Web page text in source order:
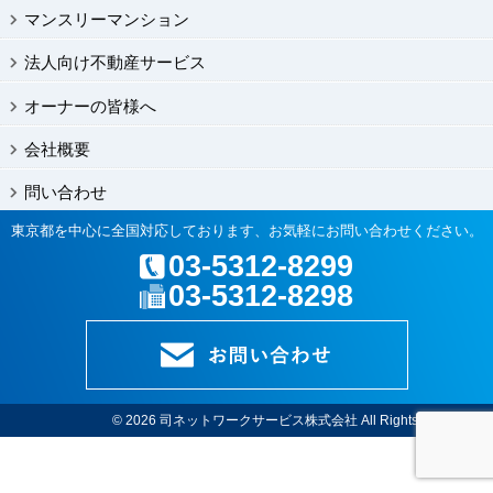
マンスリーマンション
法人向け不動産サービス
オーナーの皆様へ
会社概要
問い合わせ
東京都を中心に全国対応しております、お気軽にお問い合わせください。
03-5312-8299
03-5312-8298
© 2026司ネットワークサービス株式会社 All Rights Reserved.